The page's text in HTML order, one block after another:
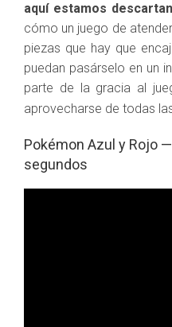
aquí estamos
cómo un juego de
piezas que hay que
puedan pasárselo en un
parte de la gracia al
aprovecharse de todas
Pokémon Azul y Rojo
segundos